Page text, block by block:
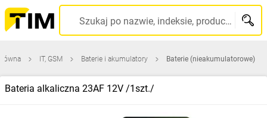
Szukaj po nazwie, indeksie, producencie, kodzie kreskowym...
IT, GSM Baterie i akumulatory Baterie (nieakumulatorowe)
Bateria alkaliczna 23AF 12V /1szt./